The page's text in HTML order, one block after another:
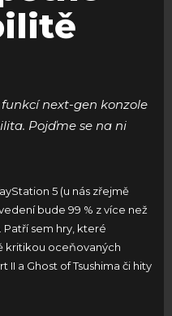
next-gen konzole
Pojďme se na ni
5 (u nás zřejmě
bude 99 % z více než
Patří sem hry, které
kritikou oceňovaných
II a Ghost of Tsushima či hity